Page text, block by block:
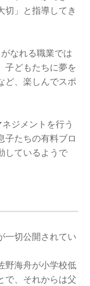
切」と指導してき
なれる職業では
子どもたちに夢を
ど、楽しんでスポ
ジメントを行う
子たちの有料ブロ
しているようで
一切公開されてい
野海舟が小学校低
で、それからは父